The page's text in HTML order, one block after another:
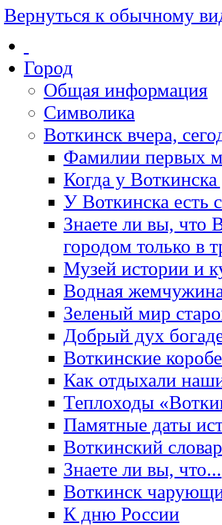
Вернуться к обычному
Город
Общая информация
Символика
Воткинск вчера,
Фамилии первых
Когда у
У Воткинска есть
Знаете ли вы, что
городом только в
Музей истории и
Водная
Зеленый мир
Добрый дух
Воткинские
Как отдыхали
Теплоходы
Памятные даты
Воткинский
Знаете ли вы, что...
Воткинск
К дню России